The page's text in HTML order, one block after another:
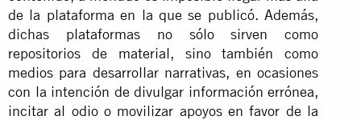
de la plataforma en la que se publicó. Además,
dichas plataformas no sólo sirven como
repositorios de material, sino también como
medios para desarrollar narrativas, en ocasiones
con la intención de divulgar información errónea,
incitar al odio o movilizar apoyos en favor de la